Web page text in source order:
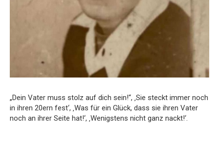
„Dein Vater muss stolz auf dich sein!“, ‚Sie steckt immer noch
in ihren 20ern fest‘, ‚Was für ein Glück, dass sie ihren Vater
noch an ihrer Seite hat!‘, ‚Wenigstens nicht ganz nackt!‘.